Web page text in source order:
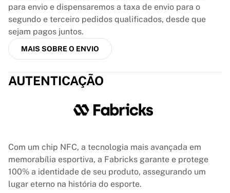
para envio e dispensaremos a taxa de envio para o
segundo e terceiro pedidos qualificados, desde que
sejam pagos juntos.
MAIS SOBRE O ENVIO
AUTENTICAÇÃO
Com um chip NFC, a tecnologia mais avançada em
memorabília esportiva, a Fabricks garante e protege
100% a identidade de seu produto, assegurando um
lugar eterno na história do esporte.